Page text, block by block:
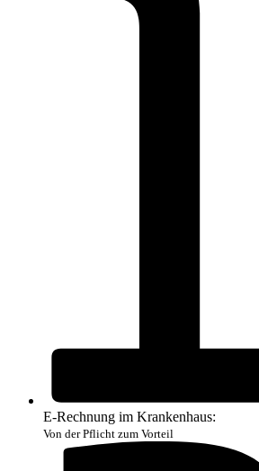
E-Rechnung im Krankenhaus:
Von der Pflicht zum Vorteil